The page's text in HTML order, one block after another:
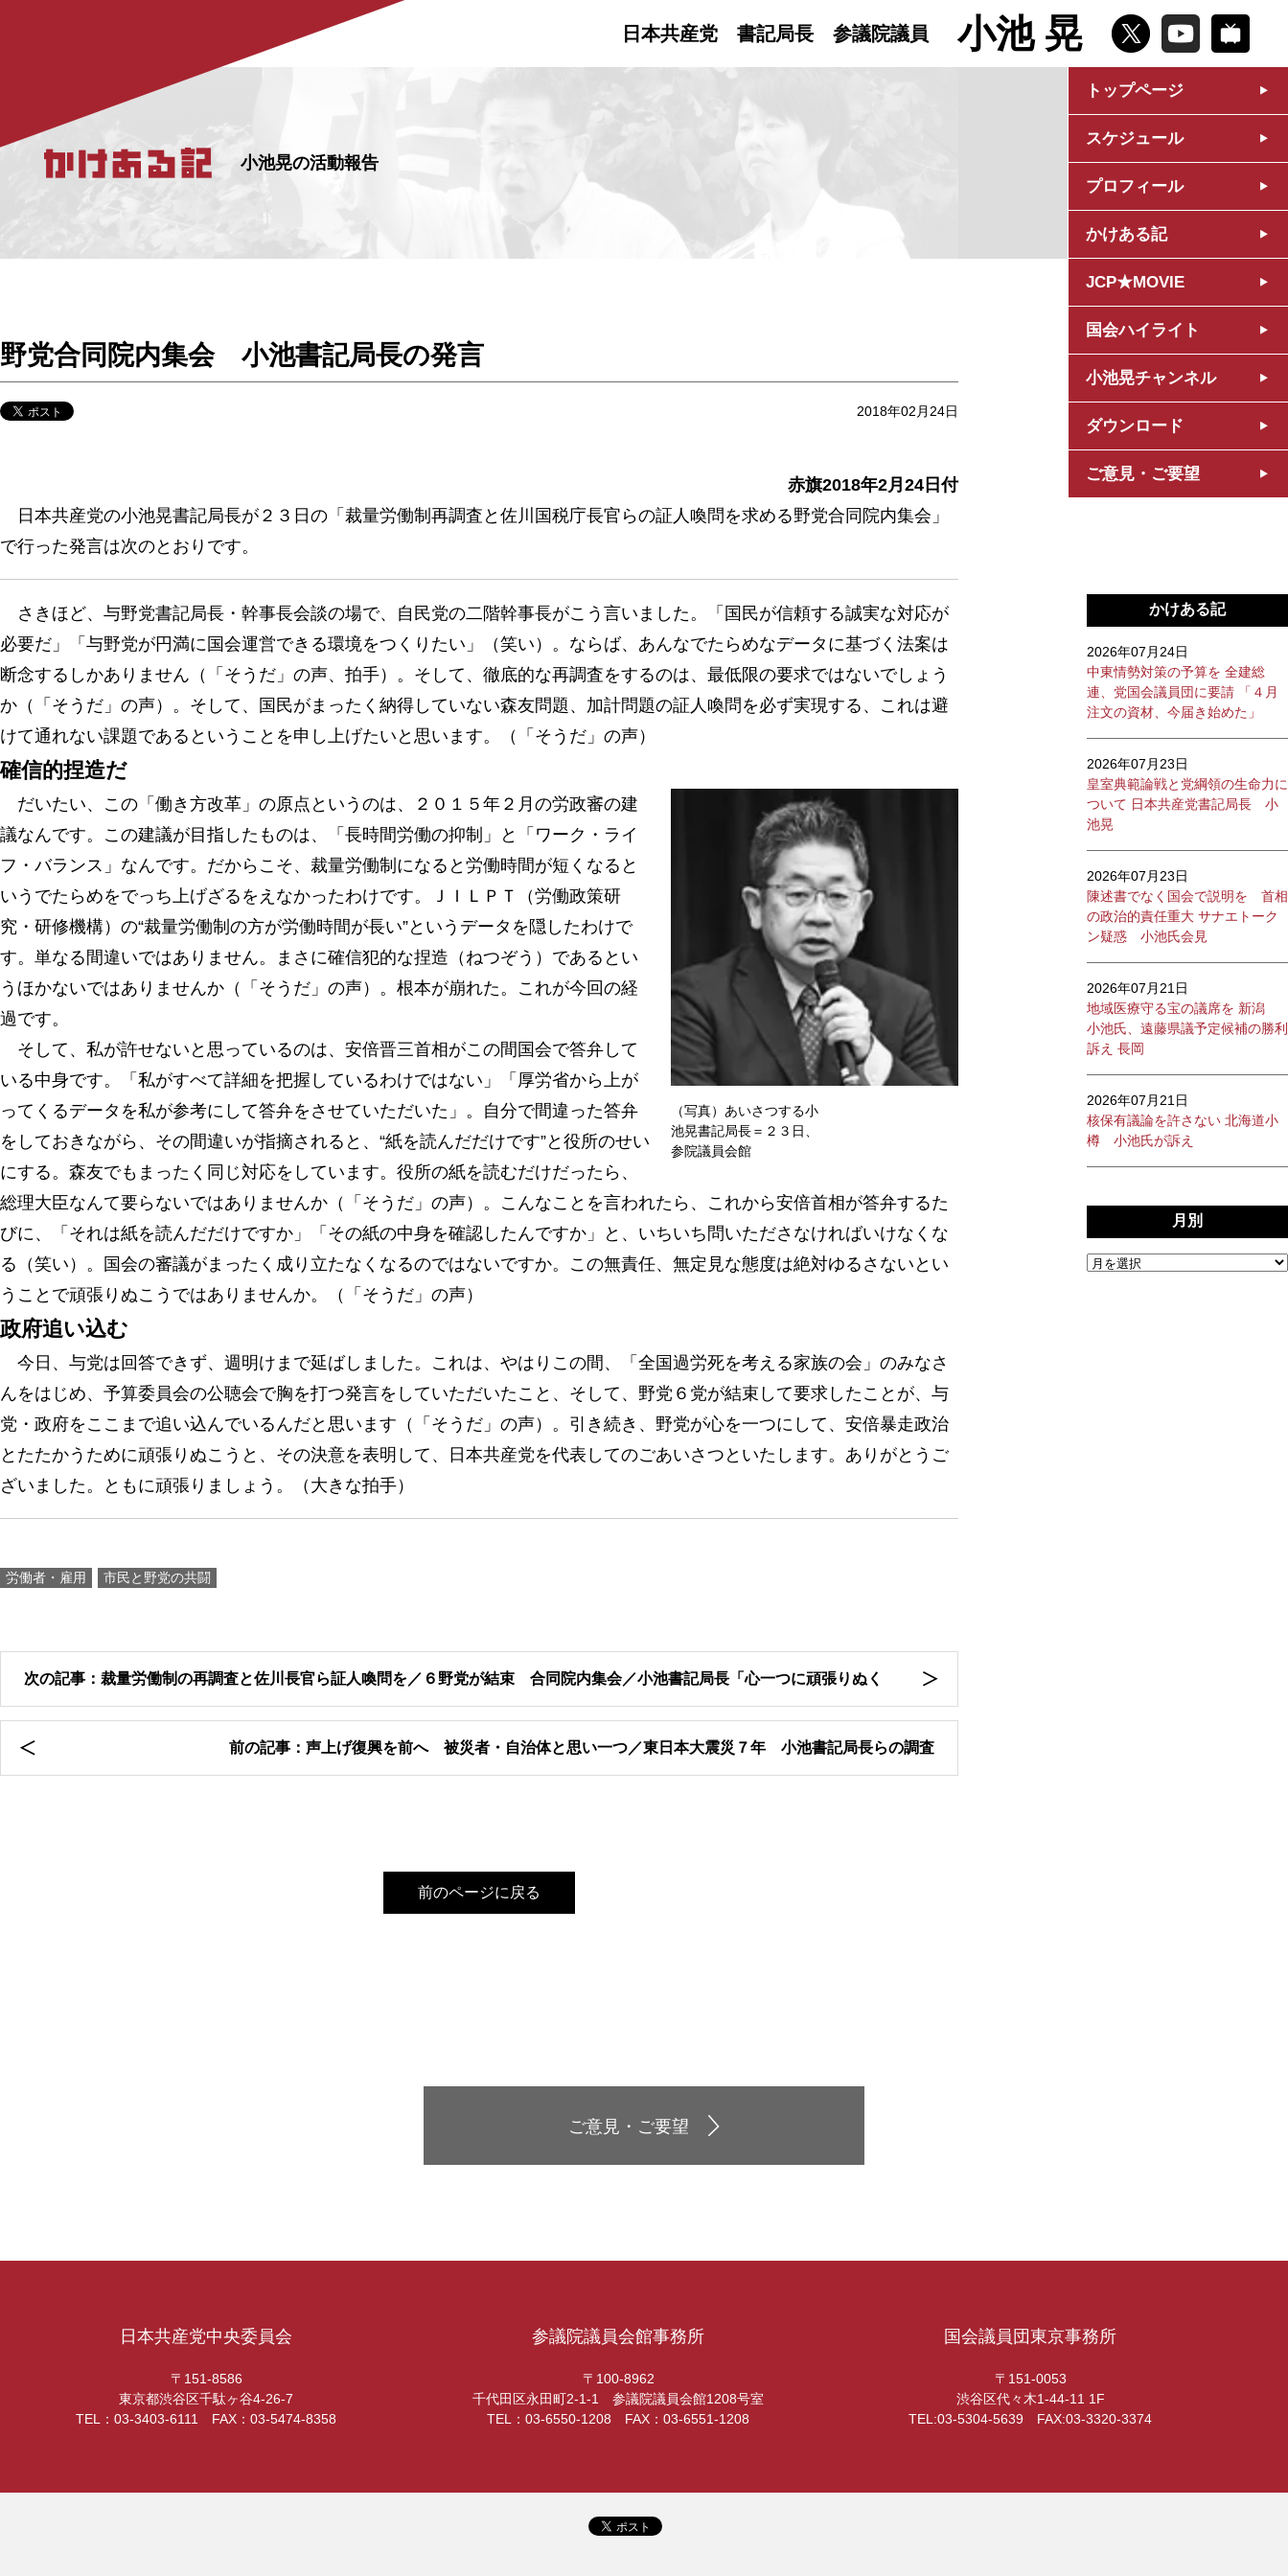
日本共産党 書記局長 参議院議員 小池 晃
トップページ
スケジュール
プロフィール
かけある記
JCP★MOVIE
国会ハイライト
小池晃チャンネル
ダウンロード
ご意見・ご要望
小池晃の活動報告
野党合同院内集会 小池書記局長の発言
2018年02月24日
赤旗2018年2月24日付
日本共産党の小池晃書記局長が２３日の「裁量労働制再調査と佐川国税庁長官らの証人喚問を求める野党合同院内集会」
で行った発言は次のとおりです。
さきほど、与野党書記局長・幹事長会談の場で、自民党の二階幹事長がこう言いました。「国民が信頼する誠実な対応が
必要だ」「与野党が円満に国会運営できる環境をつくりたい」（笑い）。ならば、あんなでたらめなデータに基づく法案は
断念するしかありません（「そうだ」の声、拍手）。そして、徹底的な再調査をするのは、最低限の要求ではないでしょう
か（「そうだ」の声）。そして、国民がまったく納得していない森友問題、加計問題の証人喚問を必ず実現する、これは避
けて通れない課題であるということを申し上げたいと思います。（「そうだ」の声）
確信的捏造だ
（写真）あいさつする小
池晃書記局長＝２３日、
参院議員会館
だいたい、この「働き方改革」の原点というのは、２０１５年２月の労政審の建
議なんです。この建議が目指したものは、「長時間労働の抑制」と「ワーク・ライ
フ・バランス」なんです。だからこそ、裁量労働制になると労働時間が短くなると
いうでたらめをでっち上げざるをえなかったわけです。ＪＩＬＰＴ（労働政策研
究・研修機構）の“裁量労働制の方が労働時間が長い”というデータを隠したわけで
す。単なる間違いではありません。まさに確信犯的な捏造（ねつぞう）であるとい
うほかないではありませんか（「そうだ」の声）。根本が崩れた。これが今回の経
過です。
そして、私が許せないと思っているのは、安倍晋三首相がこの間国会で答弁して
いる中身です。「私がすべて詳細を把握しているわけではない」「厚労省から上が
ってくるデータを私が参考にして答弁をさせていただいた」。自分で間違った答弁
をしておきながら、その間違いが指摘されると、“紙を読んだだけです”と役所のせい
にする。森友でもまったく同じ対応をしています。役所の紙を読むだけだったら、
総理大臣なんて要らないではありませんか（「そうだ」の声）。こんなことを言われたら、これから安倍首相が答弁するた
びに、「それは紙を読んだだけですか」「その紙の中身を確認したんですか」と、いちいち問いたださなければいけなくな
る（笑い）。国会の審議がまったく成り立たなくなるのではないですか。この無責任、無定見な態度は絶対ゆるさないとい
うことで頑張りぬこうではありませんか。（「そうだ」の声）
政府追い込む
今日、与党は回答できず、週明けまで延ばしました。これは、やはりこの間、「全国過労死を考える家族の会」のみなさ
んをはじめ、予算委員会の公聴会で胸を打つ発言をしていただいたこと、そして、野党６党が結束して要求したことが、与
党・政府をここまで追い込んでいるんだと思います（「そうだ」の声）。引き続き、野党が心を一つにして、安倍暴走政治
とたたかうために頑張りぬこうと、その決意を表明して、日本共産党を代表してのごあいさつといたします。ありがとうご
ざいました。ともに頑張りましょう。（大きな拍手）
労働者・雇用 市民と野党の共闘
次の記事：裁量労働制の再調査と佐川長官ら証人喚問を／６野党が結束 合同院内集会／小池書記局長「心一つに頑張りぬく
前の記事：声上げ復興を前へ 被災者・自治体と思い一つ／東日本大震災７年 小池書記局長らの調査
前のページに戻る
かけある記
2026年07月24日
中東情勢対策の予算を 全建総
連、党国会議員団に要請 「４月
注文の資材、今届き始めた」
2026年07月23日
皇室典範論戦と党綱領の生命力に
ついて 日本共産党書記局長 小
池晃
2026年07月23日
陳述書でなく国会で説明を 首相
の政治的責任重大 サナエトーク
ン疑惑 小池氏会見
2026年07月21日
地域医療守る宝の議席を 新潟
小池氏、遠藤県議予定候補の勝利
訴え 長岡
2026年07月21日
核保有議論を許さない 北海道小
樽 小池氏が訴え
月別
ご意見・ご要望
日本共産党中央委員会
〒151-8586
東京都渋谷区千駄ヶ谷4-26-7
TEL：03-3403-6111 FAX：03-5474-8358
参議院議員会館事務所
〒100-8962
千代田区永田町2-1-1 参議院議員会館1208号室
TEL：03-6550-1208 FAX：03-6551-1208
国会議員団東京事務所
〒151-0053
渋谷区代々木1-44-11 1F
TEL:03-5304-5639 FAX:03-3320-3374